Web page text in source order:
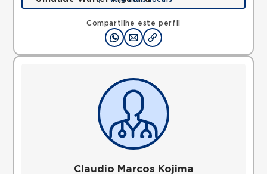
Compartilhe este perfil
Rua Walter Figueira, Ceramica, Sao Caetano do
Sul, SP, 09531205 •
Mapa
Claudio Marcos Kojima